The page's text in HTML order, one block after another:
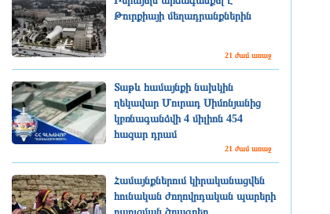
Թուրքիայի մեղադրանքներին
21 ժամ առաջ
Տաթև համայնքի նախկին
ղեկավար Մուրադ Սիմոնյանից
կբռնագանձվի 4 միլիոն 454
հազար դրամ
21 ժամ առաջ
Համայնքներում կիրականացվեն
հունական ժողովրդական պարերի